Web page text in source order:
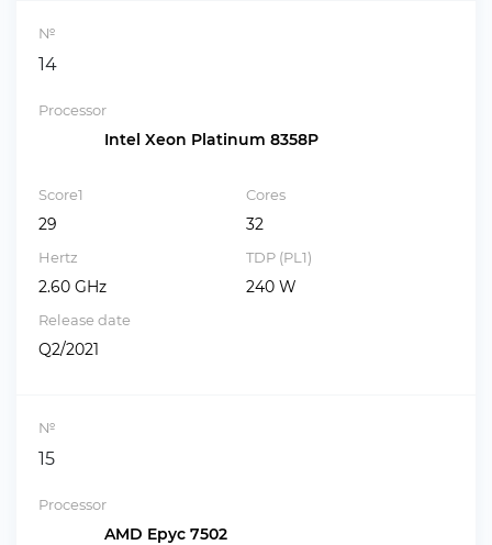
№
14
Processor
Intel Xeon Platinum 8358P
Score1
29
Cores
32
Hertz
2.60 GHz
TDP (PL1)
240 W
Release date
Q2/2021
№
15
Processor
AMD Epyc 7502